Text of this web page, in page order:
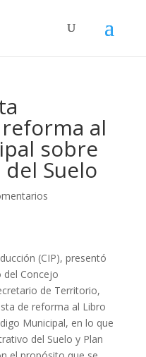
al
sobre
Suelo
(CIP), presentó
del Concejo
de Territorio,
de reforma al Libro
Municipal, en lo que
del Suelo y Plan